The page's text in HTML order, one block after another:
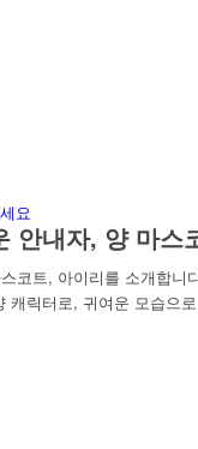
안내자, 양 마스
코트, 아이리를 소개합
캐릭터로, 귀여운 모습으